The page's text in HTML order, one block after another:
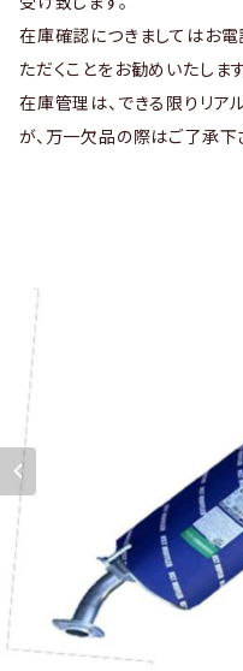
在庫確認につきましてはお
ただくことをお勧めいたします
在庫管理は、できる限りリア
が、万一欠品の際はご了承下